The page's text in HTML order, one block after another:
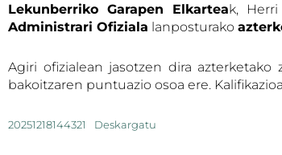
Lekunberriko Garapen Elkarteak,
Administrari Ofiziala lanposturako
Agiri ofizialean jasotzen dira
bakoitzaren puntuazio osoa ere.
20251218144321 Deskargatu